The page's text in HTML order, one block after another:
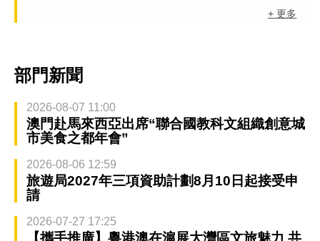
+ 更多
部門新聞
2026-08-07 11:00
澳門赴馬來西亞出席“聯合國教科文組織創意城
市美食之都年會”
2026-08-06 12:59
旅遊局2027年三項資助計劃8月10日起接受申
請
2026-07-27 17:25
【攜手推廣】粵港澳在滬展大灣區文旅魅力 共